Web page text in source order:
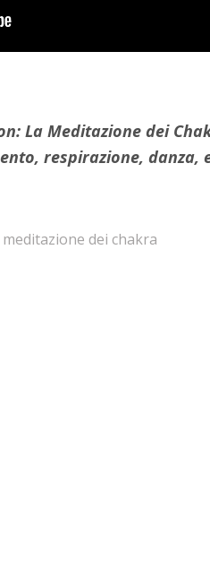
La Meditazione dei
respirazione, danza,